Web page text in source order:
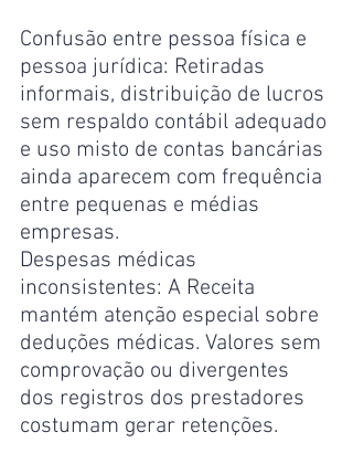
Confusão entre pessoa física e
pessoa jurídica: Retiradas
informais, distribuição de lucros
sem respaldo contábil adequado
e uso misto de contas bancárias
ainda aparecem com frequência
entre pequenas e médias
empresas.
Despesas médicas
inconsistentes: A Receita
mantém atenção especial sobre
deduções médicas. Valores sem
comprovação ou divergentes
dos registros dos prestadores
costumam gerar retenções.